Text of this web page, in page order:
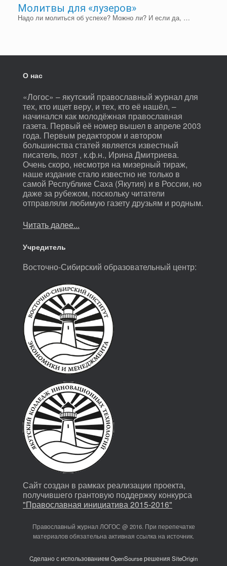
Молитвы для «лузеров»
Надо ли молиться об успехе? Можно ли? И если да, …
О нас
«Логос» – якутский православный журнал для
тех, кто ищет веру, и тех, кто её нашёл, –
начинался как молодёжная православная
газета. Первый её номер вышел в апреле 2003
года. Первым редактором и автором
большинства статей является известный
писатель, поэт , к.ф.н., Ирина Дмитриева.
Очень скоро, несмотря на мизерный тираж,
наше издание стало известно не только в
самой Республике Саха (Якутия) и в России, но
даже за рубежом, поскольку читатели
отправляли любимую газету друзьям и родным.
Читать далее...
Учредитель
Восточно-Сибирский образовательный центр:
Сайт создан в рамках реализации проекта,
получившего грантовую поддержку конкурса
"Православная инициатива 2015-2016"
Православный журнал ЛОГОС @ 2016. При перепечатке
материалов обязательна активная ссылка на источник.
Cделано с использованием OpenSourse решения SiteOrigin